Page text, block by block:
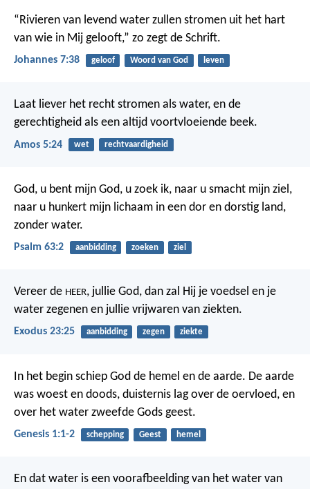
“Rivieren van levend water zullen stromen uit het hart
van wie in Mij gelooft,” zo zegt de Schrift.
Johannes 7:38 geloof Woord van God leven
Laat liever het recht stromen als water, en de
gerechtigheid als een altijd voortvloeiende beek.
Amos 5:24 wet rechtvaardigheid
God, u bent mijn God, u zoek ik, naar u smacht mijn ziel,
naar u hunkert mijn lichaam in een dor en dorstig land,
zonder water.
Psalm 63:2 aanbidding zoeken ziel
Vereer de HEER, jullie God, dan zal Hij je voedsel en je
water zegenen en jullie vrijwaren van ziekten.
Exodus 23:25 aanbidding zegen ziekte
In het begin schiep God de hemel en de aarde. De aarde
was woest en doods, duisternis lag over de oervloed, en
over het water zweefde Gods geest.
Genesis 1:1-2 schepping Geest hemel
En dat water is een voorafbeelding van het water van